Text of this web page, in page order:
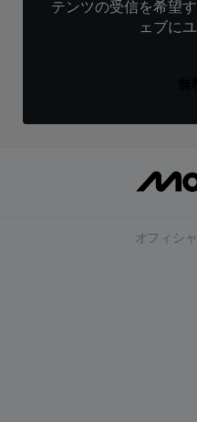
テンツの受信を希望
ェブに
オフィシ